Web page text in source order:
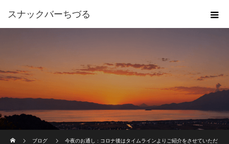
スナックバーちづる
ブログ
今夜のお通し : コロナ後はタイムラインよりご紹介をさせていただ